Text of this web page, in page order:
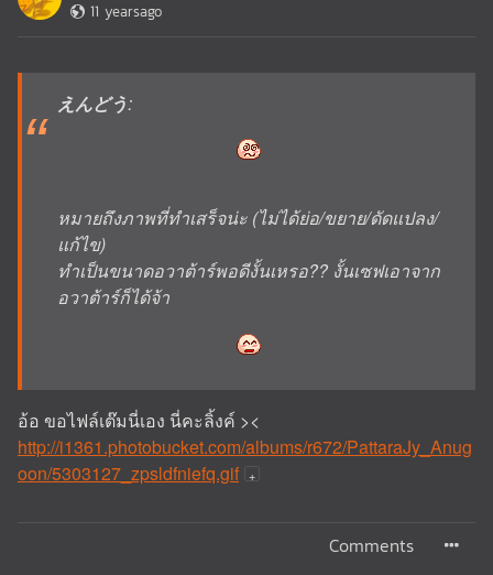
11 yearsago
えんどう:
หมายถึงภาพที่ทำเสร็จน่ะ (ไม่ได้ย่อ/ขยาย/ดัดแปลง/
แก้ไข)
ทำเป็นขนาดอวาต้าร์พอดีงั้นเหรอ?? งั้นเซฟเอาจาก
อวาต้าร์ก็ได้จ้า
อ้อ ขอไฟล์เต๊มนี่เอง นี่คะลิ้งค์ ><
http://i1361.photobucket.com/albums/r672/PattaraJy_Anug
oon/5303127_zpsldfniefq.gif
Comments